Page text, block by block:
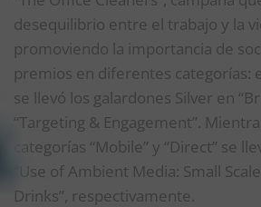
desequilibrio entre el trabajo y la
promoviendo la importancia de
premios en diferentes categorías:
se llevó los galardones Silver en
“Targeting & Engagement”.
categorías “Mobile” y “Direct” se
“Use of Ambient Media: Small
Drinks”, respectivamente.